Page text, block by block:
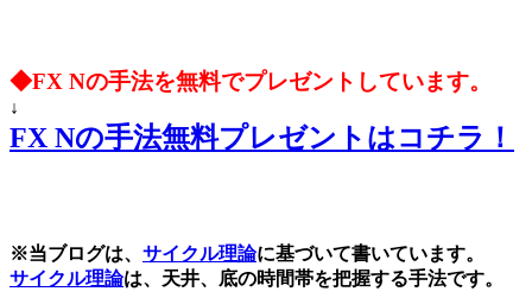
◆FX Nの手法を無料でプレゼントしています。
↓
FX Nの手法無料プレゼントはコチラ！
※当ブログは、 サイクル理論に基づいて書いています。
サイクル理論は、天井、底の時間帯を把握する手法です。